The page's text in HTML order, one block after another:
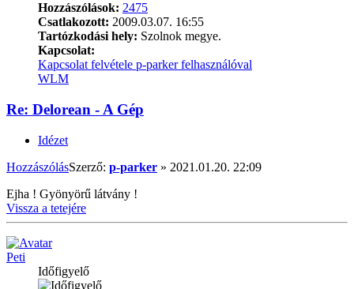
Hozzászólások: 2475
Csatlakozott: 2009.03.07. 16:55
Tartózkodási hely: Szolnok megye.
Kapcsolat:
Kapcsolat felvétele p-parker felhasználóval
WLM
Re: Delorean - A Gép
Idézet
HozzászólásSzerző: p-parker » 2021.01.20. 22:09
Ejha ! Gyönyörű látvány !
Vissza a tetejére
Peti
Időfigyelő